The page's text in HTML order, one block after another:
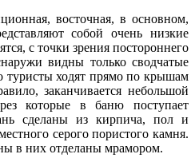
восточная, в основном,
собой очень низкие
с точки зрения постороннего
видны только сводчатые
туристы ходят прямо по крышам
заканчивается небольшой
которые в баню поступает
сделаны из кирпича, пол и
серого пористого камня.
в них отделаны мрамором.